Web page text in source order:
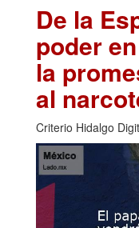
De la
poder
la
al
Criterio Hidalgo